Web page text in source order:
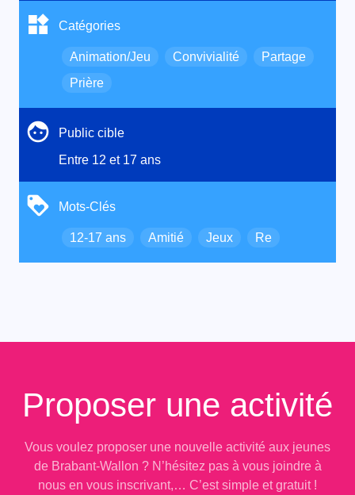
Catégories
Animation/Jeu Convivialité
Partage
Prière
Public cible
Entre 12 et 17 ans
Mots-Clés
12-17 ans Amitié Jeux Re
Proposer une activité
Vous voulez proposer une nouvelle activité aux jeunes
de Brabant-Wallon ? N’hésitez pas à vous joindre à
nous en vous inscrivant,… C’est simple et gratuit !